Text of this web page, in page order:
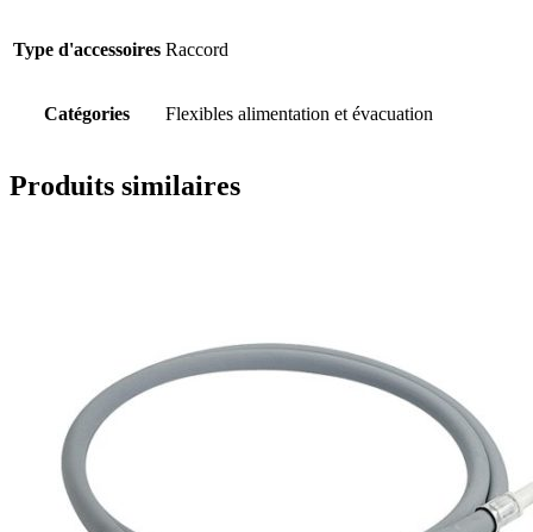
Type d'accessoires Raccord
Catégories Flexibles alimentation et évacuation
Produits similaires